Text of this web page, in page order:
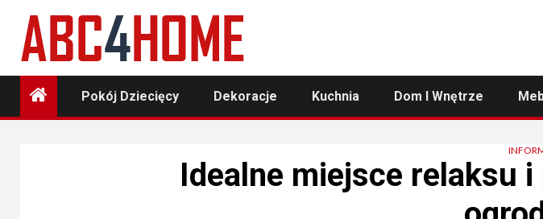
content
Pokój Dziecięcy Dekoracje Kuchnia Dom I Wnętrze
Idealne miejsce relaksu